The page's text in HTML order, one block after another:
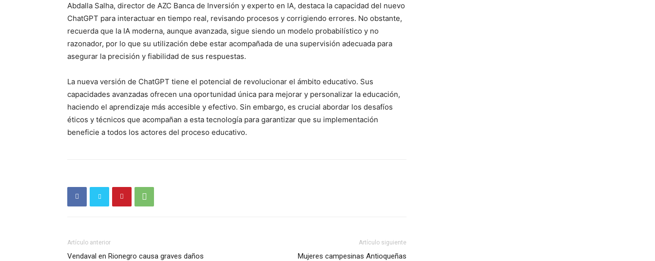
Periódico
El Rionegrero
Información
Contáctanos
Vincúlate
Mi Cuenta
Abdalla Salha, director de AZC Banca de Inversión y experto en IA, destaca la capacidad del nuevo
ChatGPT para interactuar en tiempo real, revisando procesos y corrigiendo errores. No obstante,
recuerda que la IA moderna, aunque avanzada, sigue siendo un modelo probabilístico y no
razonador, por lo que su utilización debe estar acompañada de una supervisión adecuada para
asegurar la precisión y fiabilidad de sus respuestas.
La nueva versión de ChatGPT tiene el potencial de revolucionar el ámbito educativo. Sus
capacidades avanzadas ofrecen una oportunidad única para mejorar y personalizar la educación,
haciendo el aprendizaje más accesible y efectivo. Sin embargo, es crucial abordar los desafíos
éticos y técnicos que acompañan a esta tecnología para garantizar que su implementación
beneficie a todos los actores del proceso educativo.
Artículo anterior
Vendaval en Rionegro causa graves daños
Artículo siguiente
Mujeres campesinas Antioqueñas